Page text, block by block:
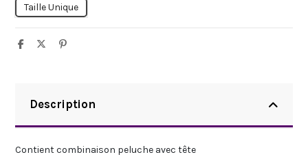
Taille Unique
Description
Contient combinaison peluche avec tête